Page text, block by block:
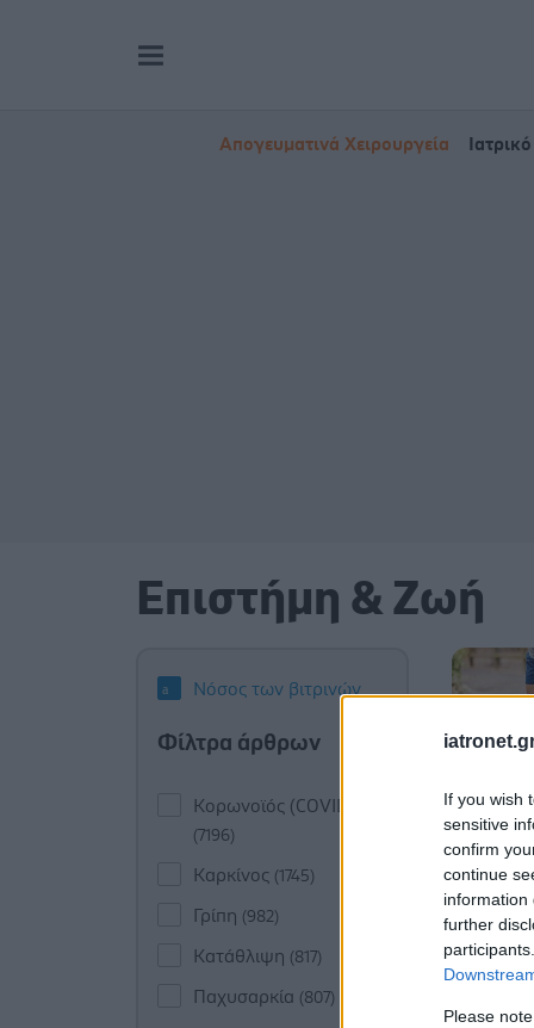
If you wish
sensitive
confirm
continue
information
further
Please
Απογευματινά Χειρουργεία
Επιστήμη & Ζωή
Νόσος των βιτρινών
Φίλτρα άρθρων
Κορωνοϊός (COVID-19)
(7196)
Καρκίνος (1745)
Γρίπη (982)
Κατάθλιψη (817)
Παχυσαρκία (807)